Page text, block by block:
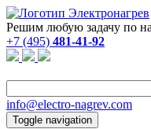
Решим любую задачу по
+7 (495) 481-41-92
info@electro-nagrev.com
Toggle navigation